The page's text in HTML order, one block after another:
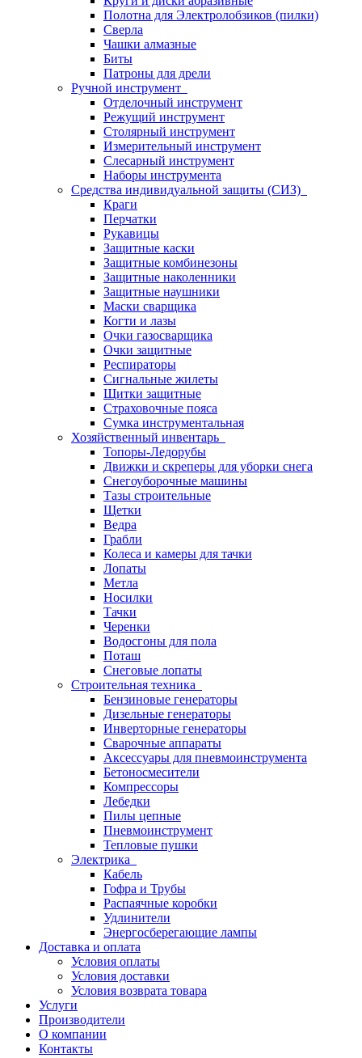
Полотна для Электролобзиков (пилки)
Сверла
Чашки алмазные
Биты
Патроны для дрели
Ручной инструмент
Отделочный инструмент
Режущий инструмент
Столярный инструмент
Измерительный инструмент
Слесарный инструмент
Наборы инструмента
Средства индивидуальной защиты (СИЗ)
Краги
Перчатки
Рукавицы
Защитные каски
Защитные комбинезоны
Защитные наколенники
Защитные наушники
Маски сварщика
Когти и лазы
Очки газосварщика
Очки защитные
Респираторы
Сигнальные жилеты
Щитки защитные
Страховочные пояса
Сумка инструментальная
Хозяйственный инвентарь
Топоры-Ледорубы
Движки и скреперы для уборки снега
Снегоуборочные машины
Тазы строительные
Щетки
Ведра
Грабли
Колеса и камеры для тачки
Лопаты
Метла
Носилки
Тачки
Черенки
Водосгоны для пола
Поташ
Снеговые лопаты
Строительная техника
Бензиновые генераторы
Дизельные генераторы
Инверторные генераторы
Сварочные аппараты
Аксессуары для пневмоинструмента
Бетоносмесители
Компрессоры
Лебедки
Пилы цепные
Пневмоинструмент
Тепловые пушки
Электрика
Кабель
Гофра и Трубы
Распаячные коробки
Удлинители
Энергосберегающие лампы
Доставка и оплата
Условия оплаты
Условия доставки
Условия возврата товара
Услуги
Производители
О компании
Контакты